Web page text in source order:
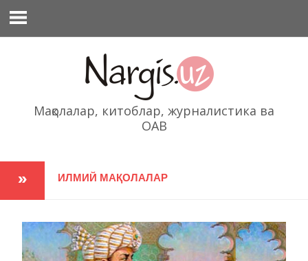
содержимому
Мақолалар, китоблар, журналистика ва
ОАВ
ИЛМИЙ МАҚОЛАЛАР